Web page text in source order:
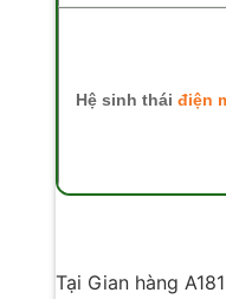
Hệ sinh thái điện
Tại Gian hàng